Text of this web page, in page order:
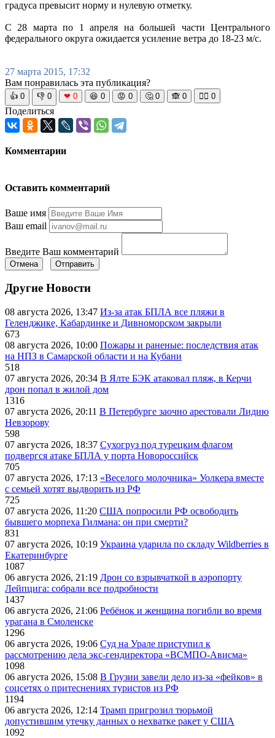
градуса превысит норму и нулевую отметку.
С 28 марта по 1 апреля на большей части Центрального
федерального округа ожидается усиление ветра до 18-23 м/с.
27 марта 2015, 17:32
Вам понравилась эта публикация?
👍 0 👎 0 ❤ 0 😆 0 😡 0 🤔 0 🙈 0 🧘‍♀️ 0
Поделиться
Комментарии
Оставить комментарий
Ваше имя
Ваш email
Введите Ваш комментарий
Отмена Отправить
Другие Новости
08 августа 2026, 13:47 Из-за атак БПЛА все пляжи в
Геленджике, Кабардинке и Дивноморском закрыли
673
08 августа 2026, 10:00 Пожары и раненые: последствия атак
на НПЗ в Самарской области и на Кубани
518
07 августа 2026, 20:34 В Ялте БЭК атаковал пляж, в Керчи
дрон попал в жилой дом
1316
07 августа 2026, 20:11 В Петербурге заочно арестовали Лидию
Невзорову
598
07 августа 2026, 18:37 Сухогруз под турецким флагом
подвергся атаке БПЛА у порта Новороссийск
705
07 августа 2026, 17:13 «Веселого молочника» Уолкера вместе
с семьей хотят выдворить из РФ
725
07 августа 2026, 11:20 США попросили РФ освободить
бывшего морпеха Гилмана: он при смерти?
831
07 августа 2026, 10:19 Украина ударила по складу Wildberries в
Екатеринбурге
1087
06 августа 2026, 21:19 Дрон со взрывчаткой в аэропорту
Лейпцига: собрали все подробности
1437
06 августа 2026, 21:06 Ребёнок и женщина погибли во время
урагана в Смоленске
1296
06 августа 2026, 19:06 Суд на Урале приступил к
рассмотрению дела экс-гендиректора «ВСМПО-Ависма»
1098
06 августа 2026, 15:08 В Грузии завели дело из-за «фейков» в
соцсетях о притеснениях туристов из РФ
1194
06 августа 2026, 12:14 Трамп пригрозил тюрьмой
допустившим утечку данных о нехватке ракет у США
1092